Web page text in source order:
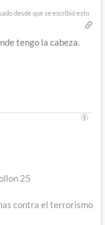
desde que se escribió esto
tengo la cabeza.
25
contra el terrorismo